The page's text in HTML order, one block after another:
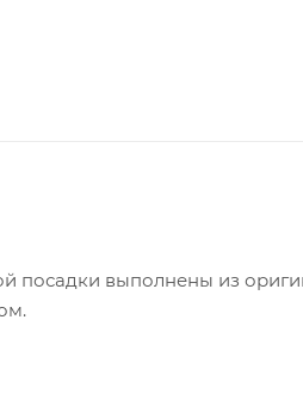
выполнены из